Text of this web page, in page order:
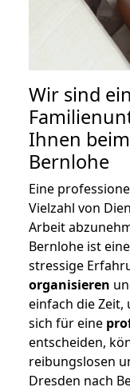
Wir sind ein
Ihnen
Bernlohe
Eine
Vielzahl von
Arbeit
Bernlohe ist
stressige
organisieren
einfach die Zeit,
sich für eine
entscheiden,
reibungslosen
Dresden nach